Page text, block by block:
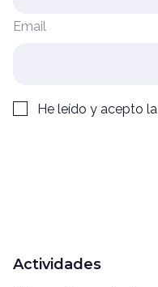
Email
He leído y acepto la
Actividades